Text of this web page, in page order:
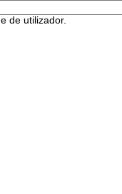
de utilizador.